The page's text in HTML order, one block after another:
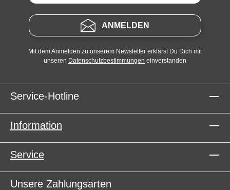
ANMELDEN
Mit dem Anmelden zu unserem Newsletter erklärst Du Dich mit
unseren Datenschutzbestimmungen einverstanden
Service-Hotline
Information
Service
Unsere Zahlungsarten